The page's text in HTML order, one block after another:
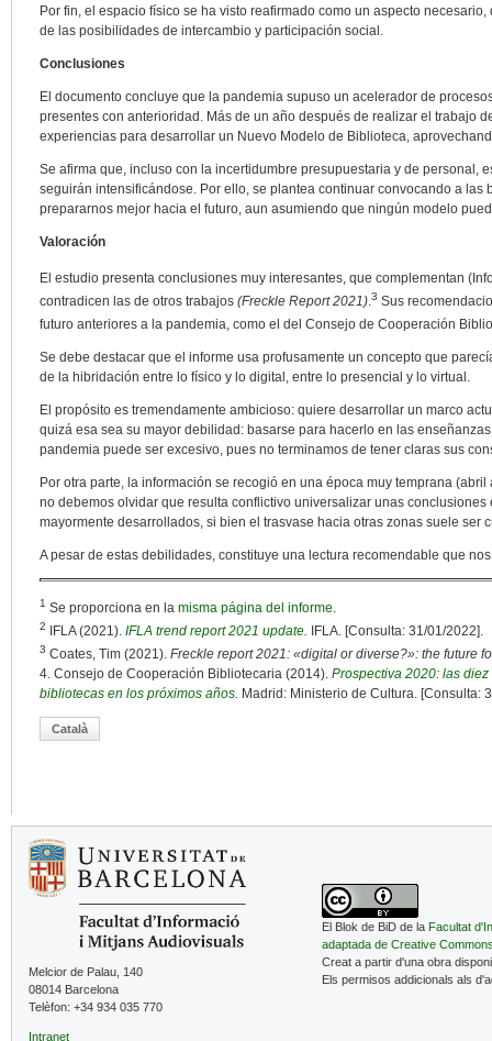
Por fin, el espacio físico se ha visto reafirmado como un aspecto
de las posibilidades de intercambio y participación social.
Conclusiones
El documento concluye que la pandemia supuso un acelerador de
presentes con anterioridad. Más de un año después de realizar el trabajo
experiencias para desarrollar un Nuevo Modelo de Biblioteca,
Se afirma que, incluso con la incertidumbre presupuestaria y de personal,
seguirán intensificándose. Por ello, se plantea continuar convocando a las
prepararnos mejor hacia el futuro, aun asumiendo que ningún modelo
Valoración
El estudio presenta conclusiones muy interesantes, que complementan
contradicen las de otros trabajos (Freckle Report 2021).3 Sus
futuro anteriores a la pandemia, como el del Consejo de Cooperación
Se debe destacar que el informe usa profusamente un concepto que
de la hibridación entre lo físico y lo digital, entre lo presencial y lo virtual.
El propósito es tremendamente ambicioso: quiere desarrollar un marco
quizá esa sea su mayor debilidad: basarse para hacerlo en las
pandemia puede ser excesivo, pues no terminamos de tener claras sus
Por otra parte, la información se recogió en una época muy temprana
no debemos olvidar que resulta conflictivo universalizar unas
mayormente desarrollados, si bien el trasvase hacia otras zonas suele ser
A pesar de estas debilidades, constituye una lectura recomendable que
1 Se proporciona en la misma página del informe.
2 IFLA (2021). IFLA trend report 2021 update. IFLA. [Consulta: 31/01/2022].
3 Coates, Tim (2021). Freckle report 2021: «digital or diverse?»: the future
4. Consejo de Cooperación Bibliotecaria (2014). Prospectiva 2020: las
bibliotecas en los próximos años. Madrid: Ministerio de Cultura. [Consulta:
Català
Melcior de Palau, 140
08014 Barcelona
Telèfon: +34 934 035 770
Intranet
El Blok de BiD de la Facultat
adaptada de Creative
Creat a partir d'una obra
Els permisos addicionals als